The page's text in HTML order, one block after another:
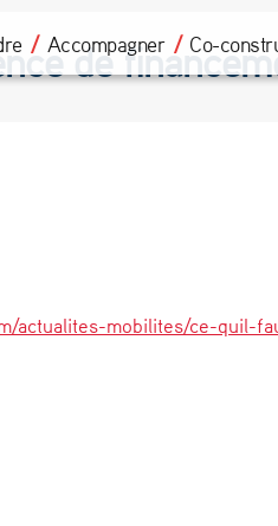
Accompagner Co-
de
actualites-mobilites/ce-quil-